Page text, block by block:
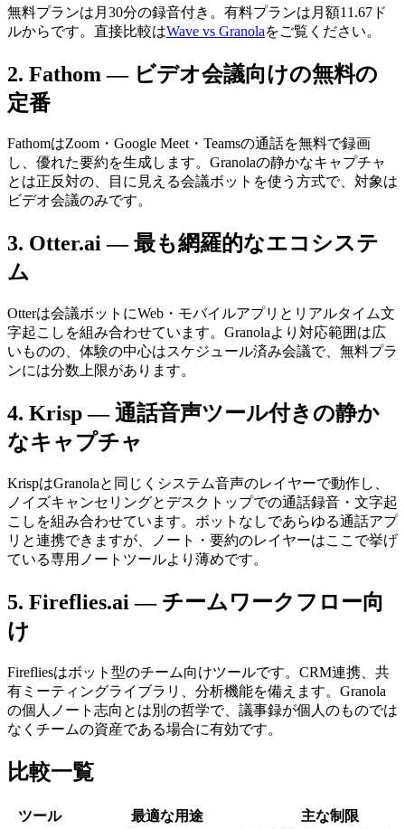
無料プランは月30分の録音付き。有料プランは月額11.67ド
ルからです。直接比較はWave vs Granolaをご覧ください。
2. Fathom — ビデオ会議向けの無料の
定番
FathomはZoom・Google Meet・Teamsの通話を無料で録画
し、優れた要約を生成します。Granolaの静かなキャプチャ
とは正反対の、目に見える会議ボットを使う方式で、対象は
ビデオ会議のみです。
3. Otter.ai — 最も網羅的なエコシステ
ム
Otterは会議ボットにWeb・モバイルアプリとリアルタイム文
字起こしを組み合わせています。Granolaより対応範囲は広
いものの、体験の中心はスケジュール済み会議で、無料プラ
ンには分数上限があります。
4. Krisp — 通話音声ツール付きの静か
なキャプチャ
KrispはGranolaと同じくシステム音声のレイヤーで動作し、
ノイズキャンセリングとデスクトップでの通話録音・文字起
こしを組み合わせています。ボットなしであらゆる通話アプ
リと連携できますが、ノート・要約のレイヤーはここで挙げ
ている専用ノートツールより薄めです。
5. Fireflies.ai — チームワークフロー向
け
Firefliesはボット型のチーム向けツールです。CRM連携、共
有ミーティングライブラリ、分析機能を備えます。Granola
の個人ノート志向とは別の哲学で、議事録が個人のものでは
なくチームの資産である場合に有効です。
比較一覧
ツール 最適な用途 主な制限